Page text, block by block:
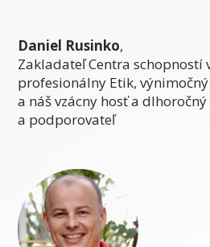
Daniel Rusinko,
Zakladateľ Centra schopností
profesionálny Etik,
a náš vzácny hosť a
a podporovateľ